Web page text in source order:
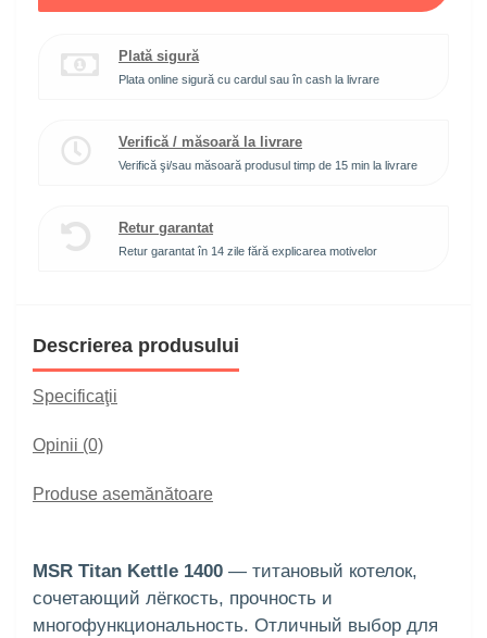
Plată sigură
Plata online sigură cu cardul sau în cash la livrare
Verifică / măsoară la livrare
Verifică şi/sau măsoară produsul timp de 15 min la livrare
Retur garantat
Retur garantat în 14 zile fără explicarea motivelor
Descrierea produsului
Specificaţii
Opinii (0)
Produse asemănătoare
MSR Titan Kettle 1400 — титановый котелок,
сочетающий лёгкость, прочность и
многофункциональность. Отличный выбор для